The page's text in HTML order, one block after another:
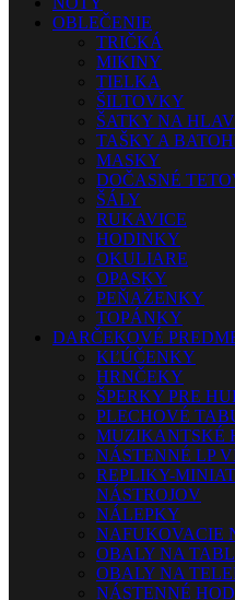
OBLEČENIE
TRIČKÁ
MIKINY
TIELKA
ŠILTOVKY
ŠATKY NA
TAŠKY A
MASKY
DOČASNÉ
ŠÁLY
RUKAVICE
HODINKY
OKULIARE
OPASKY
PEŇAŽENKY
TOPÁNKY
DARČEKOVÉ
KĽÚČENKY
HRNČEKY
ŠPERKY PRE
PLECHOVÉ
MUZIKANTSKÉ
NÁSTENNÉ LP
REPLIKY-
NÁSTROJOV
NÁLEPKY
NAFUKOVACIE
OBALY NA
OBALY NA
NÁSTENNÉ